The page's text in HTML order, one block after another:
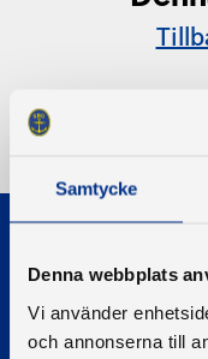
Samtycke
Denna webbplats
Vi använder
och annonserna till